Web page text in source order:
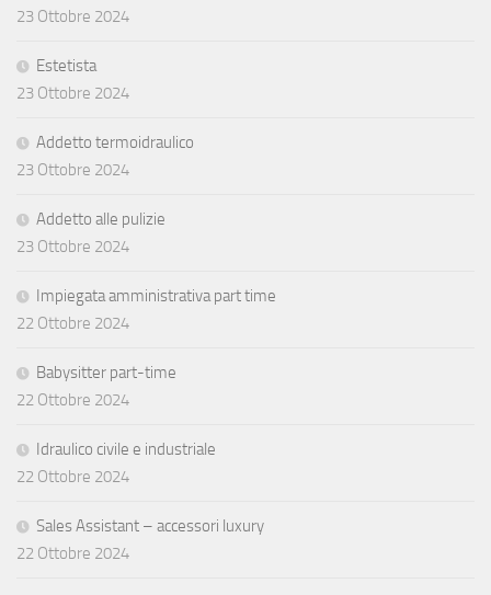
23 Ottobre 2024
Estetista
23 Ottobre 2024
Addetto termoidraulico
23 Ottobre 2024
Addetto alle pulizie
23 Ottobre 2024
Impiegata amministrativa part time
22 Ottobre 2024
Babysitter part-time
22 Ottobre 2024
Idraulico civile e industriale
22 Ottobre 2024
Sales Assistant – accessori luxury
22 Ottobre 2024